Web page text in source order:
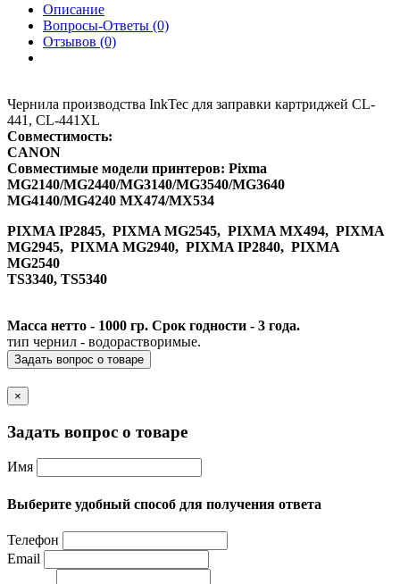
Описание
Вопросы-Ответы (0)
Отзывов (0)
Чернила производства InkTec для заправки картриджей CL-
441, CL-441XL
Совместимость:
CANON
Совместимые модели принтеров: Pixma
MG2140/MG2440/MG3140/MG3540/MG3640
MG4140/MG4240 MX474/MX534
PIXMA IP2845, PIXMA MG2545, PIXMA MX494, PIXMA
MG2945, PIXMA MG2940, PIXMA IP2840, PIXMA
MG2540
TS3340, TS5340
Масса нетто - 1000 гр. Срок годности - 3 года.
тип чернил - водорастворимые.
Задать вопрос о товаре
×
Задать вопрос о товаре
Имя
Выберите удобный способ для получения ответа
Телефон
Email